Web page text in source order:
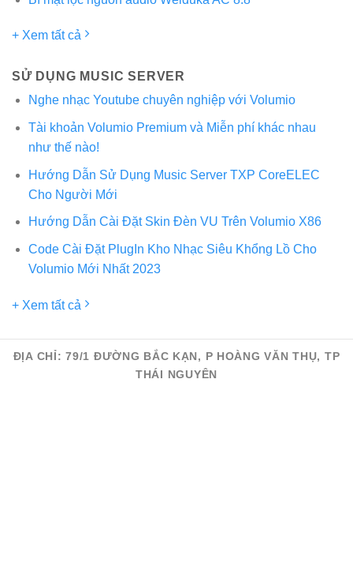
+ Xem tất cả
SỬ DỤNG MUSIC SERVER
Nghe nhạc Youtube chuyên nghiệp với Volumio
Tài khoản Volumio Premium và Miễn phí khác nhau
như thế nào!
Hướng Dẫn Sử Dụng Music Server TXP CoreELEC
Cho Người Mới
Hướng Dẫn Cài Đặt Skin Đèn VU Trên Volumio X86
Code Cài Đặt PlugIn Kho Nhạc Siêu Khổng Lồ Cho
Volumio Mới Nhất 2023
+ Xem tất cả
ĐỊA CHỈ: 79/1 ĐƯỜNG BẮC KẠN, P HOÀNG VĂN THỤ, TP
THÁI NGUYÊN